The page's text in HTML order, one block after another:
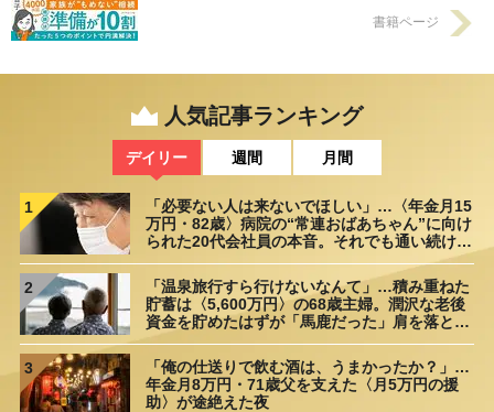
書籍ページ
人気記事ランキング
デイリー 週間 月間
1
「必要ない人は来ないでほしい」…〈年金月15
万円・82歳〉病院の“常連おばあちゃん”に向け
られた20代会社員の本音。それでも通い続ける
2
「温泉旅行すら行けないなんて」…積み重ねた
貯蓄は〈5,600万円〉の68歳主婦。潤沢な老後
資金を貯めたはずが「馬鹿だった」肩を落とす
3
「俺の仕送りで飲む酒は、うまかったか？」…
年金月8万円・71歳父を支えた〈月5万円の援
助〉が途絶えた夜